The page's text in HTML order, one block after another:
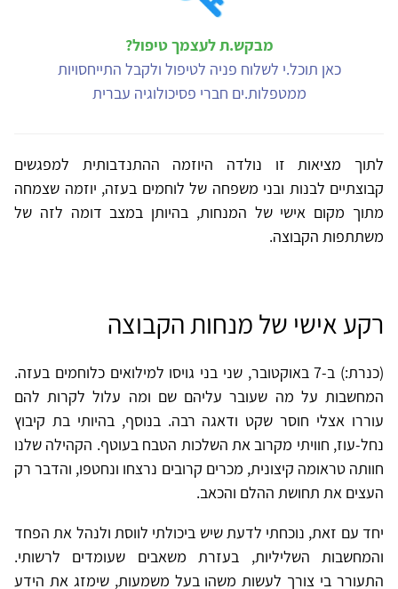
מבקש.ת לעצמך טיפול?
כאן תוכל.י לשלוח פניה לטיפול ולקבל התייחסויות
ממטפלות.ים חברי פסיכולוגיה עברית
לתוך מציאות זו נולדה היוזמה ההתנדבותית למפגשים
קבוצתיים לבנות ובני משפחה של לוחמים בעזה, יוזמה שצמחה
מתוך מקום אישי של המנחות, בהיותן במצב דומה לזה של
משתתפות הקבוצה.
רקע אישי של מנחות הקבוצה
(כנרת:) ב-7 באוקטובר, שני בני גויסו למילואים כלוחמים בעזה.
המחשבות על מה שעובר עליהם שם ומה עלול לקרות להם
עוררו אצלי חוסר שקט ודאגה רבה. בנוסף, בהיותי בת קיבוץ
נחל-עוז, חוויתי מקרוב את השלכות הטבח בעוטף. הקהילה שלנו
חוותה טראומה קיצונית, מכרים קרובים נרצחו ונחטפו, והדבר רק
העצים את תחושת ההלם והכאב.
יחד עם זאת, נוכחתי לדעת שיש ביכולתי לווסת ולנהל את הפחד
והמחשבות השליליות, בעזרת משאבים שעומדים לרשותי.
התעורר בי צורך לעשות משהו בעל משמעות, שימזג את הידע